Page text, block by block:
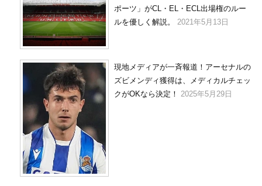
ポーツ」がCL・EL・ECL出場権のルー
ルを優しく解説。
2021年5月13日
現地メディアが一斉報道！アーセナルの
ズビメンディ獲得は、メディカルチェッ
クがOKなら決定！
2025年5月29日